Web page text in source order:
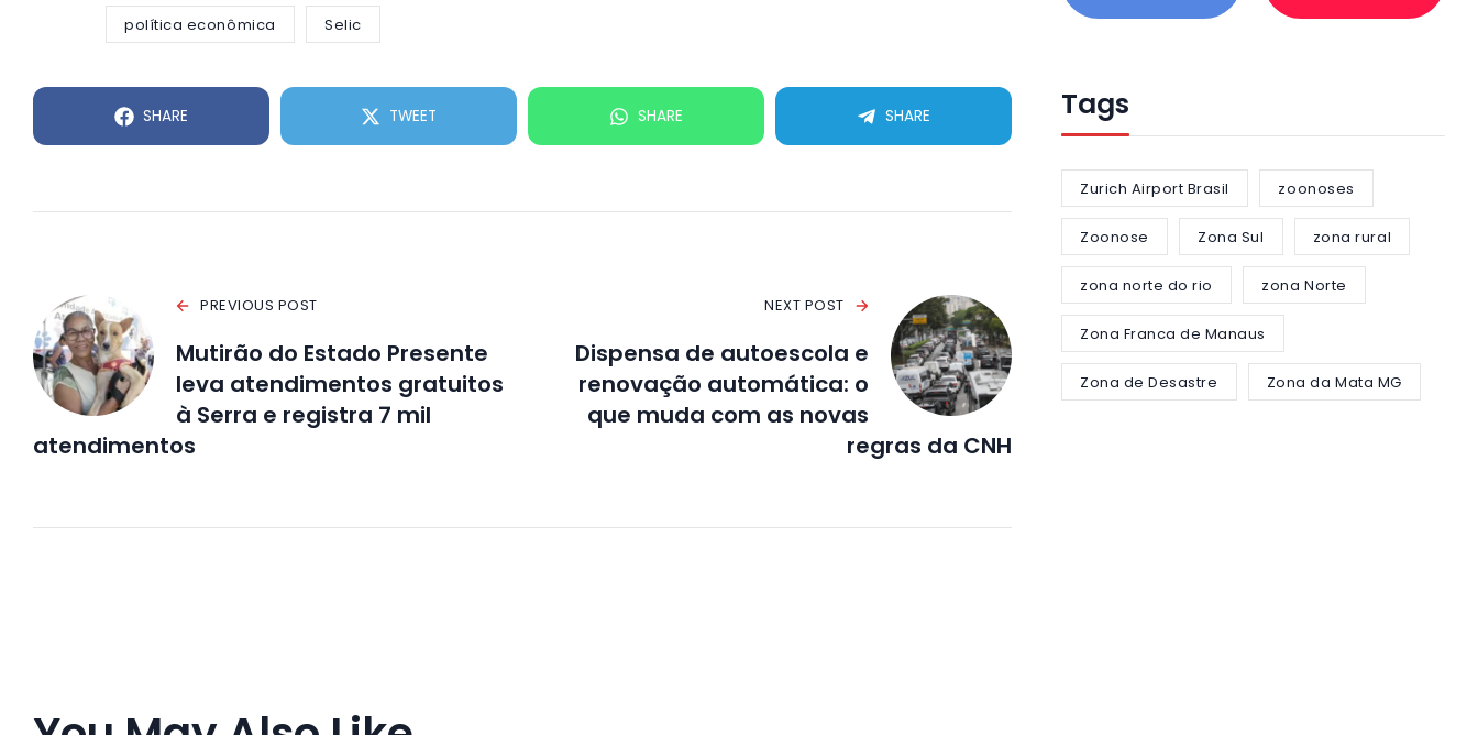
política econômica Selic
SHARE TWEET SHARE SHARE
PREVIOUS POST
Mutirão do Estado Presente
leva atendimentos gratuitos
à Serra e registra 7 mil
atendimentos
NEXT POST
Dispensa de autoescola e
renovação automática: o
que muda com as novas
regras da CNH
Tags
Zurich Airport Brasil zoonoses
Zoonose Zona Sul zona rural
zona norte do rio zona Norte
Zona Franca de Manaus
Zona de Desastre Zona da Mata MG